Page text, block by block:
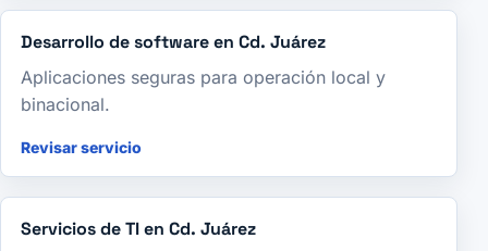
Desarrollo de software en Cd. Juárez
Aplicaciones seguras para operación local y
binacional.
Revisar servicio
Servicios de TI en Cd. Juárez